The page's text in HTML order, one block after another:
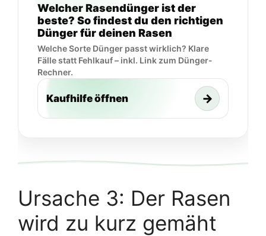
Welcher Rasendünger ist der
beste? So findest du den richtigen
Dünger für deinen Rasen
Welche Sorte Dünger passt wirklich? Klare
Fälle statt Fehlkauf – inkl. Link zum Dünger-
Rechner.
Kaufhilfe öffnen →
Ursache 3: Der Rasen
wird zu kurz gemäht